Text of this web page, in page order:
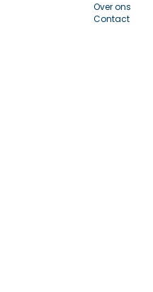
Over ons
Contact